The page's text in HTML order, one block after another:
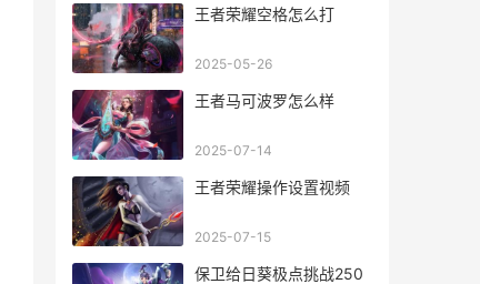
王者荣耀空格怎么打
2025-05-26
王者马可波罗怎么样
2025-07-14
王者荣耀操作设置视频
2025-07-15
保卫给日葵极点挑战250